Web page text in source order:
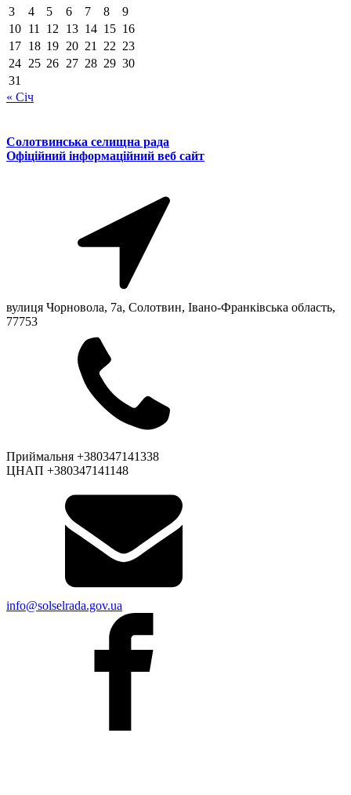
3
4 5 6 7 8
9
10 11 12 13 14 15 16
17 18 19 20 21 22 23
24 25 26 27 28 29 30
31
« Січ
Солотвинська селищна рада
Офіційний інформаційний веб сайт
вулиця Чорновола, 7a, Солотвин, Івано-Франківська область,
77753
Приймальня +380347141338
ЦНАП +380347141148
info@solselrada.gov.ua